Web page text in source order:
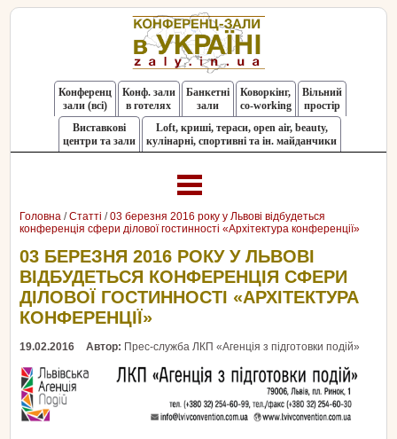
Конференц
зали (всі)
Конф. зали
в готелях
Банкетні
зали
Коворкінг,
co-working
Вільний
простір
Виставкові
центри та зали
Loft, криші, тераси, оpen air, beauty,
кулінарні, спортивні та ін. майданчики
Головна /Статті /03 березня 2016 року у Львові відбудеться
конференція сфери ділової гостинності «Архітектура конференції»
03 БЕРЕЗНЯ 2016 РОКУ У ЛЬВОВІ
ВІДБУДЕТЬСЯ КОНФЕРЕНЦІЯ СФЕРИ
ДІЛОВОЇ ГОСТИННОСТІ «АРХІТЕКТУРА
КОНФЕРЕНЦІЇ»
19.02.2016 Автор: Прес-служба ЛКП «Агенція з підготовки подій»